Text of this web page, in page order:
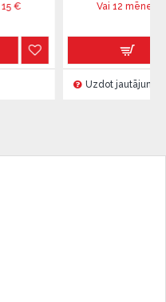
Vai 12 mēneši =15€
Uzdot jautājumu